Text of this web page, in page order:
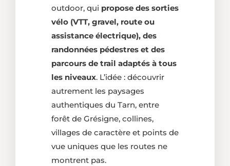
outdoor, qui propose des sorties
vélo (VTT, gravel, route ou
assistance électrique), des
randonnées pédestres et des
parcours de trail adaptés à tous
les niveaux. L’idée : découvrir
autrement les paysages
authentiques du Tarn, entre
forêt de Grésigne, collines,
villages de caractère et points de
vue uniques que les routes ne
montrent pas.